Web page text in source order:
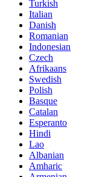
Turkish
Italian
Danish
Romanian
Indonesian
Czech
Afrikaans
Swedish
Polish
Basque
Catalan
Esperanto
Hindi
Lao
Albanian
Amharic